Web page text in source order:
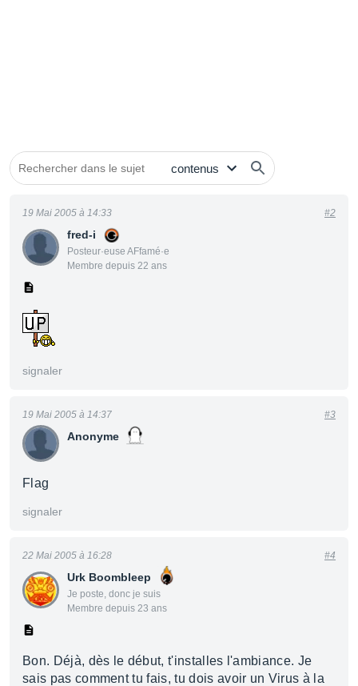
fred-i
Posteur·euse AFfamé·e
Membre depuis 22 ans
19 Mai 2005 à 14:33 #2
signaler
Anonyme
19 Mai 2005 à 14:37 #3
Flag
signaler
Urk Boombleep
Je poste, donc je suis
Membre depuis 23 ans
22 Mai 2005 à 16:28 #4
Bon. Déjà, dès le début, t'installes l'ambiance. Je
sais pas comment tu fais, tu dois avoir un Virus à la